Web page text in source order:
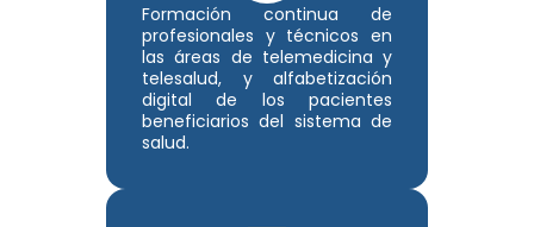
Formación continua de
profesionales y técnicos en
las áreas de telemedicina y
telesalud, y alfabetización
digital de los pacientes
beneficiarios del sistema de
salud.